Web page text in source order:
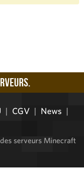
| CGV | News |
serveurs Minecraft